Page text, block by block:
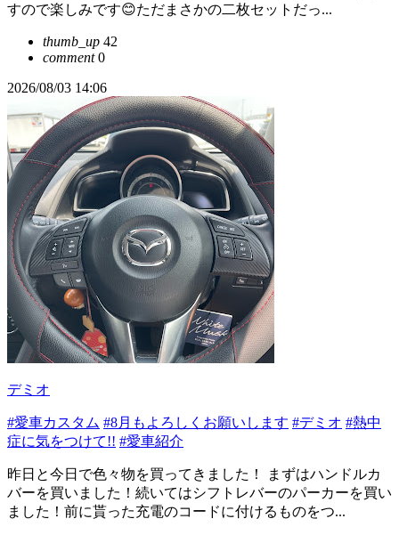
すので楽しみです😊ただまさかの二枚セットだっ...
thumb_up 42
comment0
2026/08/03 14:06
デミオ
#愛車カスタム #8月もよろしくお願いします #デミオ #熱中
症に気をつけて!! #愛車紹介
昨日と今日で色々物を買ってきました！ まずはハンドルカ
バーを買いました！続いてはシフトレバーのパーカーを買い
ました！前に貰った充電のコードに付けるものをつ...